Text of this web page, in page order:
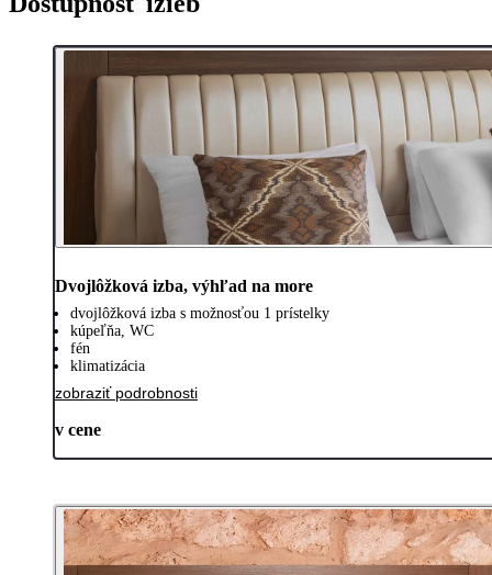
Dvojlôžková izba, výhľad na more
dvojlôžková izba s možnosťou 1 prístelky
kúpeľňa, WC
fén
klimatizácia
zobraziť podrobnosti
v cene